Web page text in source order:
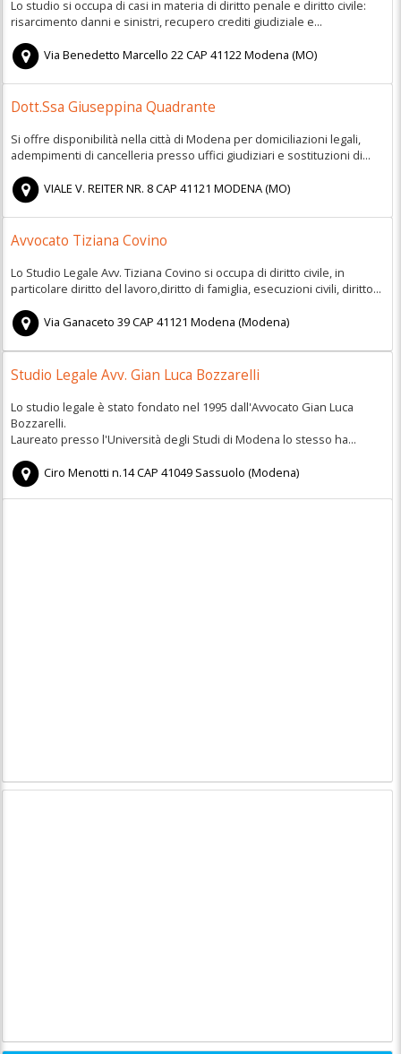
Lo studio si occupa di casi in materia di diritto penale e diritto civile:
risarcimento danni e sinistri, recupero crediti giudiziale e...
Via Benedetto Marcello 22CAP41122Modena (MO)
Dott.Ssa Giuseppina Quadrante
Si offre disponibilità nella città di Modena per domiciliazioni legali,
adempimenti di cancelleria presso uffici giudiziari e sostituzioni di...
VIALE V. REITER NR. 8CAP41121 MODENA(MO)
Avvocato Tiziana Covino
Lo Studio Legale Avv. Tiziana Covino si occupa di diritto civile, in
particolare diritto del lavoro,diritto di famiglia, esecuzioni civili, diritto...
Via Ganaceto 39CAP41121 Modena (Modena)
Studio Legale Avv. Gian Luca Bozzarelli
Lo studio legale è stato fondato nel 1995 dall'Avvocato Gian Luca
Bozzarelli.
Laureato presso l'Università degli Studi di Modena lo stesso ha...
Ciro Menotti n.14CAP41049 Sassuolo (Modena)